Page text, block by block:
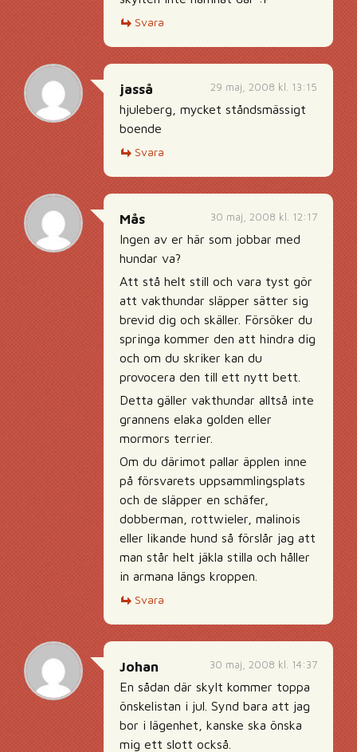
Svara
29 maj, 2008 kl. 13:15
jasså
hjuleberg, mycket ståndsmässigt
boende
Svara
30 maj, 2008 kl. 12:17
Mås
Ingen av er här som jobbar med
hundar va?
Att stå helt still och vara tyst gör
att vakthundar släpper sätter sig
brevid dig och skäller. Försöker du
springa kommer den att hindra dig
och om du skriker kan du
provocera den till ett nytt bett.
Detta gäller vakthundar alltså inte
grannens elaka golden eller
mormors terrier.
Om du därimot pallar äpplen inne
på försvarets uppsammlingsplats
och de släpper en schäfer,
dobberman, rottwieler, malinois
eller likande hund så förslår jag att
man står helt jäkla stilla och håller
in armana längs kroppen.
Svara
30 maj, 2008 kl. 14:37
Johan
En sådan där skylt kommer toppa
önskelistan i jul. Synd bara att jag
bor i lägenhet, kanske ska önska
mig ett slott också.